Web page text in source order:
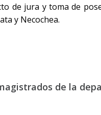
de jura y toma de
y Necochea.
de la